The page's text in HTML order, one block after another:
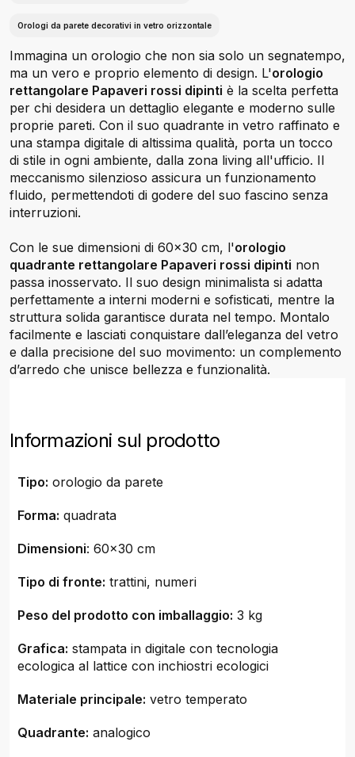
Orologi da parete decorativi in vetro orizzontale
Immagina un orologio che non sia solo un segnatempo,
ma un vero e proprio elemento di design. L'orologio
rettangolare Papaveri rossi dipinti è la scelta perfetta
per chi desidera un dettaglio elegante e moderno sulle
proprie pareti. Con il suo quadrante in vetro raffinato e
una stampa digitale di altissima qualità, porta un tocco
di stile in ogni ambiente, dalla zona living all'ufficio. Il
meccanismo silenzioso assicura un funzionamento
fluido, permettendoti di godere del suo fascino senza
interruzioni.
Con le sue dimensioni di 60x30 cm, l'orologio
quadrante rettangolare Papaveri rossi dipinti non
passa inosservato. Il suo design minimalista si adatta
perfettamente a interni moderni e sofisticati, mentre la
struttura solida garantisce durata nel tempo. Montalo
facilmente e lasciati conquistare dall’eleganza del vetro
e dalla precisione del suo movimento: un complemento
d’arredo che unisce bellezza e funzionalità.
Informazioni sul prodotto
Tipo: orologio da parete
Forma: quadrata
Dimensioni: 60x30 cm
Tipo di fronte: trattini, numeri
Peso del prodotto con imballaggio: 3 kg
Grafica: stampata in digitale con tecnologia
ecologica al lattice con inchiostri ecologici
Materiale principale: vetro temperato
Quadrante: analogico